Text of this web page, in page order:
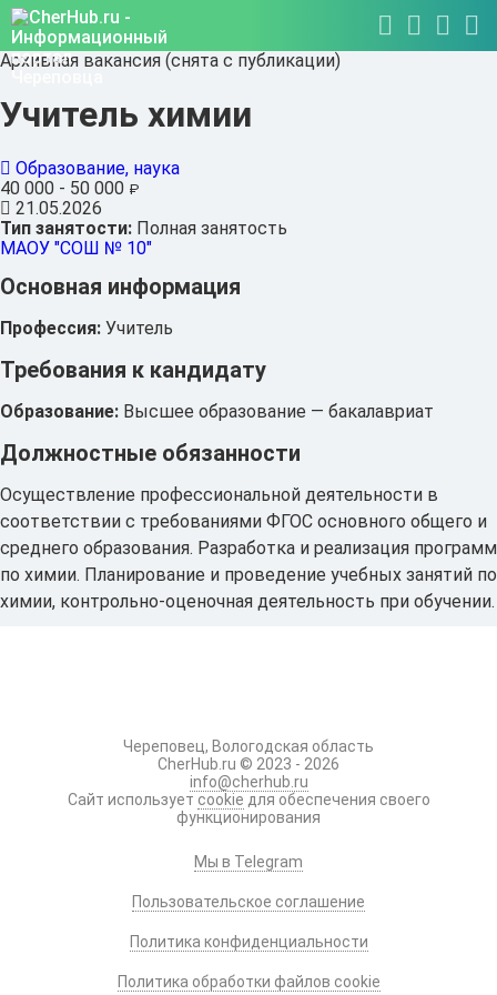
Архивная вакансия (снята с публикации)
Учитель химии
Образование, наука
40 000 - 50 000 ₽
21.05.2026
Тип занятости: Полная занятость
МАОУ "СОШ № 10"
Основная информация
Профессия: Учитель
Требования к кандидату
Образование: Высшее образование — бакалавриат
Должностные обязанности
Осуществление профессиональной деятельности в
соответствии с требованиями ФГОС основного общего и
среднего образования. Разработка и реализация программ
по химии. Планирование и проведение учебных занятий по
химии, контрольно-оценочная деятельность при обучении.
Череповец, Вологодская область
CherHub.ru © 2023 - 2026
info@cherhub.ru
Сайт использует cookie для обеспечения своего
функционирования
Мы в Telegram
Пользовательское соглашение
Политика конфиденциальности
Политика обработки файлов cookie